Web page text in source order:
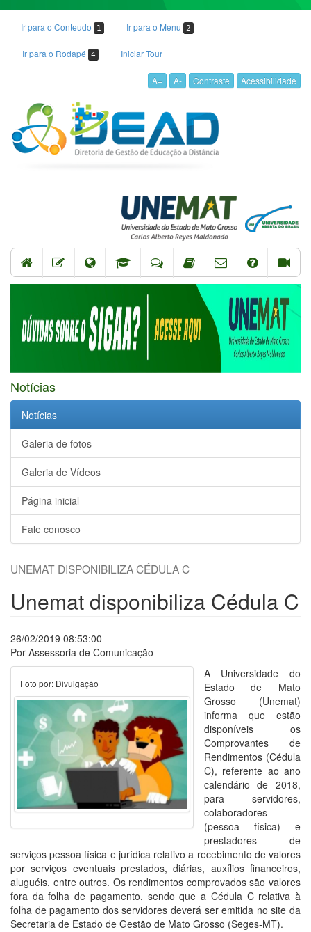
Ir para o Conteudo 1 Ir para o Menu 2
Ir para o Rodapé 4 Iniciar Tour
A+ A- Contraste Acessibilidade
Notícias
Notícias
Galeria de fotos
Galeria de Vídeos
Página inicial
Fale conosco
UNEMAT DISPONIBILIZA CÉDULA C
Unemat disponibiliza Cédula C
26/02/2019 08:53:00
Por Assessoria de Comunicação
Foto por: Divulgação
A Universidade do
Estado de Mato
Grosso (Unemat)
informa que estão
disponíveis os
Comprovantes de
Rendimentos (Cédula
C), referente ao ano
calendário de 2018,
para servidores,
colaboradores
(pessoa física) e
prestadores de
serviços pessoa física e jurídica relativo a recebimento de valores
por serviços eventuais prestados, diárias, auxílios financeiros,
aluguéis, entre outros. Os rendimentos comprovados são valores
fora da folha de pagamento, sendo que a Cédula C relativa à
folha de pagamento dos servidores deverá ser emitida no site da
Secretaria de Estado de Gestão de Mato Grosso (Seges-MT).